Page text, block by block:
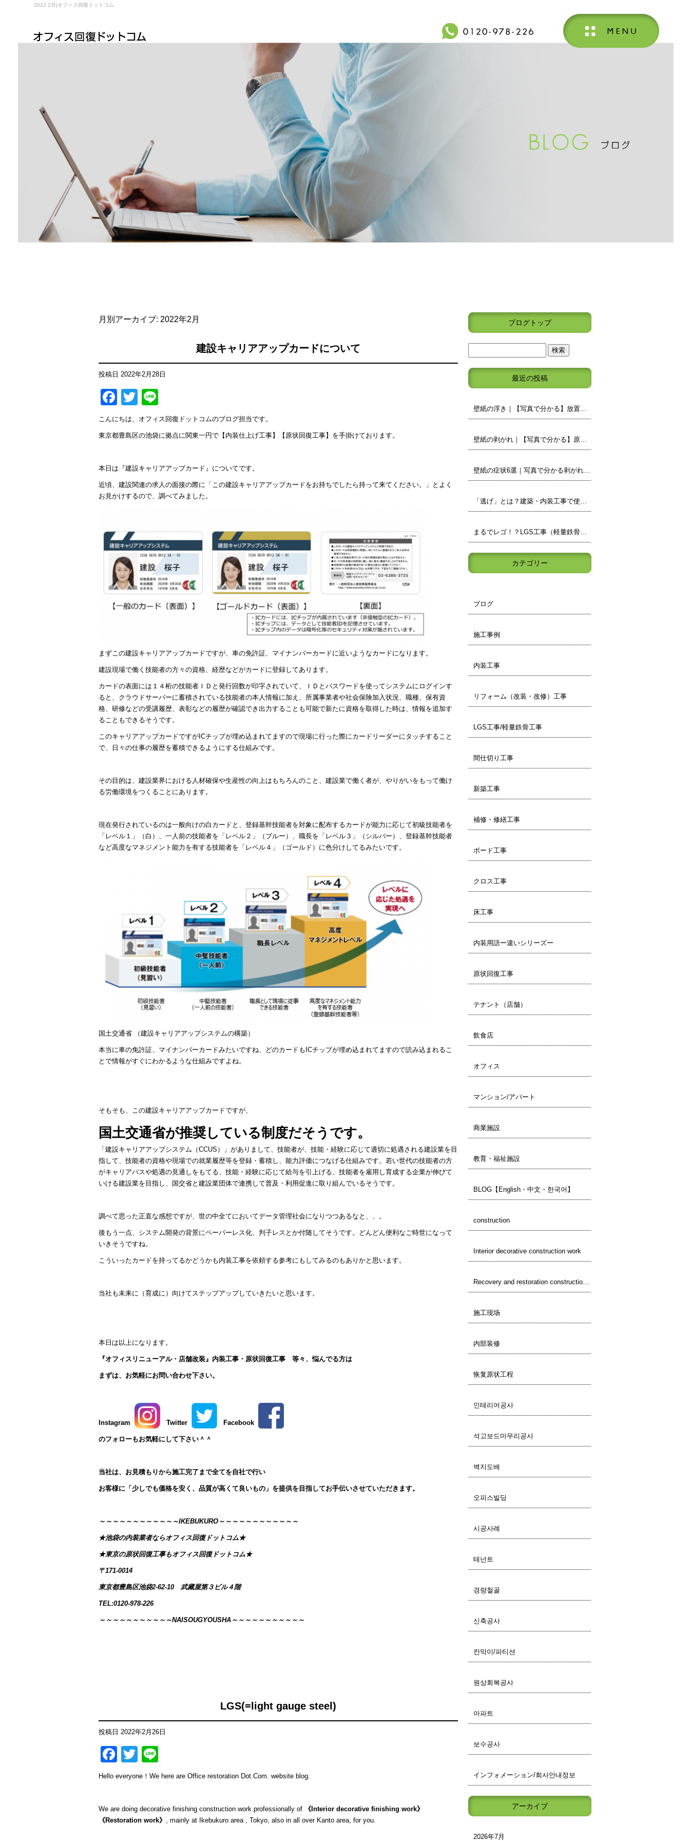
2022 2月|オフィス回復ドットコム
月別アーカイブ: 2022年2月
建設キャリアアップカードについて
投稿日 2022年2月28日
Facebook
Twitter
こんにちは、オフィス回復ドットコムのブログ担当です。
東京都豊島区の池袋に拠点に関東一円で【内装仕上げ工事】【原状回復工事】を手掛けております。
本日は『建設キャリアアップカード』についてです。
近頃、建設関連の求人の面接の際に「この建設キャリアアップカードをお持ちでしたら持って来てください。」とよく
お見かけするので、調べてみました。
まずこの建設キャリアアップカードですが、車の免許証、マイナンバーカードに近いようなカードになります。
建設現場で働く技能者の方々の資格、経歴などがカードに登録してあります。
カードの表面には１４桁の技能者ＩＤと発行回数が印字されていて、ＩＤとパスワードを使ってシステムにログインす
ると、クラウドサーバーに蓄積されている技能者の本人情報に加え、所属事業者や社会保険加入状況、職種、保有資
格、研修などの受講履歴、表彰などの履歴が確認でき出力することも可能で新たに資格を取得した時は、情報を追加す
ることもできるそうです。
このキャリアアップカードですがICチップが埋め込まれてますので現場に行った際にカードリーダーにタッチすること
で、日々の仕事の履歴を蓄積できるようにする仕組みです。
その目的は、建設業界における人材確保や生産性の向上はもちろんのこと、建設業で働く者が、やりがいをもって働け
る労働環境をつくることにあります。
現在発行されているのは一般向けの白カードと、登録基幹技能者を対象に配布するカードが能力に応じて初級技能者を
「レベル１」（白）、一人前の技能者を「レベル２」（ブルー）、職長を「レベル３」（シルバー）、登録基幹技能者
など高度なマネジメント能力を有する技能者を「レベル４」（ゴールド）に色分けしてるみたいです。
国土交通省 （建設キャリアアップシステムの構築）
本当に車の免許証、マイナンバーカードみたいですね、どのカードもICチップが埋め込まれてますので読み込まれるこ
とで情報がすぐにわかるような仕組みですよね。
そもそも、この建設キャリアアップカードですが、
国土交通省が推奨している制度だそうです。
「建設キャリアアップシステム（CCUS ）」がありまして、技能者が、技能・経験に応じて適切に処遇される建設業を目
指して、技能者の資格や現場での就業履歴等を登録・蓄積し、能力評価につなげる仕組みです。若い世代の技能者の方
がキャリアパスや処遇の見通しをもてる、技能・経験に応じて給与を引上げる、技能者を雇用し育成する企業が伸びて
いける建設業を目指し、国交省と建設業団体で連携して普及・利用促進に取り組んでいるそうです。
調べて思った正直な感想ですが、世の中全てにおいてデータ管理社会になりつつあるなと、、。
後もう一点、システム開発の背景にペーパーレス化、判子レスとか付随してそうです。どんどん便利なご時世になって
いきそうですね。
こういったカードを持ってるかどうかも内装工事を依頼する参考にもしてみるのもありかと思います。
当社も未来に（育成に）向けてステップアップしていきたいと思います。
本日は以上になります。
『オフィスリニューアル・店舗改装』内装工事・原状回復工事 等々、悩んでる方は
まずは、お気軽にお問い合わせ下さい。
Instagram Twitter Facebook
のフォローもお気軽にして下さい＾＾
当社は、お見積もりから施工完了まで全てを自社で行い
お客様に「少しでも価格を安く、品質が高くて良いもの」を提供を目指してお手伝いさせていただきます。
～～～～～～～～～～～～IKEBUKURO～～～～～～～～～～～～
★池袋の内装業者ならオフィス回復ドットコム★
★東京の原状回復工事もオフィス回復ドットコム★
〒171-0014
東京都豊島区池袋2-62-10 武藏屋第３ビル４階
TEL:0120-978-226
～～～～～～～～～～～NAISOUGYOUSHA～～～～～～～～～～～
LGS(=light gauge steel)
投稿日 2022年2月26日
Facebook
Twitter
Hello everyone！We here are Office restoration Dot.Com. website blog.
We are doing decorative finishing construction work professionally of
《Interior decorative finishing work》
《Restoration work》 , mainly at Ikebukuro area , Tokyo, also in all over Kanto area, for you.
ブログトップ
最近の投稿
壁紙の浮き｜【写真で分かる】放置しても大丈夫？原因と補修の判断ポイント
壁紙の剥がれ｜【写真で分かる】原因と補修・張り替えの判断ポイント
壁紙の症状6選｜写真で分かる剥がれ・浮き・カビなどの見分け方
「逃げ」とは？建築・内装工事で使われる現場用語をわかりやすく解説
まるでレゴ！？LGS工事（軽量鉄骨）の壁の中身を小学生でもわかりやすく解説
カテゴリー
ブログ
施工事例
内装工事
リフォーム（改装・改修）工事
LGS工事/軽量鉄骨工事
間仕切り工事
新築工事
補修・修繕工事
ボード工事
クロス工事
床工事
内装用語ー違いシリーズー
原状回復工事
テナント（店舗）
飲食店
オフィス
マンション/アパート
商業施設
教育・福祉施設
BLOG【English・中文・한국어】
construction
Interior decorative construction work
Recovery and restoration construction work
施工现场
内部装修
恢复原状工程
인테리어공사
석고보드마무리공사
벽지도배
오피스빌딩
시공사례
테넌트
경량철골
신축공사
칸막이/파티션
원상회복공사
아파트
보수공사
インフォメーション/회사안내정보
アーカイブ
2026年7月